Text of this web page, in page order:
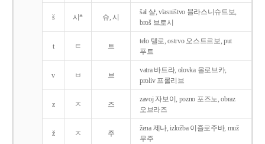
š 시* 슈, 시
šal 샬, vlasništvo 블라스니슈트보,
broš 브로시
t ㅌ 트
telo 텔로, ostrvo 오스트르보, put
푸트
v ㅂ 브
vatra 바트라, olovka 올로브카,
proliv 프롤리브
z ㅈ 즈
zavoj 자보이, pozno 포즈노, obraz
오브라즈
ž ㅈ 주
žena 제나, izložba 이즐로주바, muž
무주